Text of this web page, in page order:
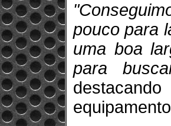
pouco para
uma boa
para